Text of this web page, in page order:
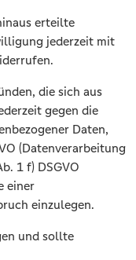
erteilte
jederzeit mit
die sich aus
gegen die
Daten,
(Datenverarbeitung
1 f) DSGVO
einer
einzulegen.
und sollte